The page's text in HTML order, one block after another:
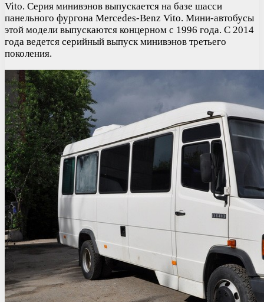
Vito. Серия минивэнов выпускается на базе шасси
панельного фургона Mercedes-Benz Vito. Мини-автобусы
этой модели выпускаются концерном с 1996 года. С 2014
года ведется серийный выпуск минивэнов третьего
поколения.